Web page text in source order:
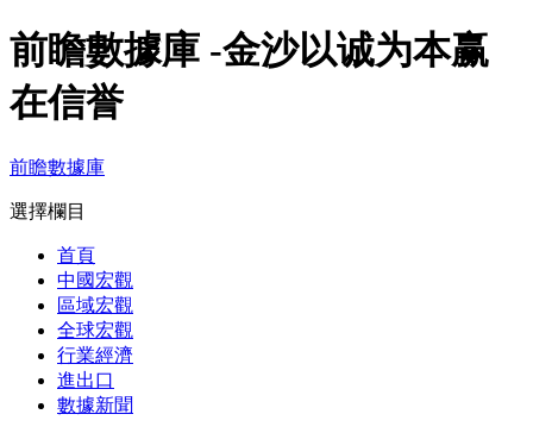
前瞻數據庫 -金沙以诚为本赢
在信誉
前瞻數據庫
選擇欄目
首頁
中國宏觀
區域宏觀
全球宏觀
行業經濟
進出口
數據新聞